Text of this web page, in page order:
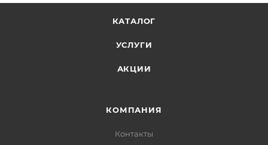
КАТАЛОГ
УСЛУГИ
АКЦИИ
КОМПАНИЯ
Контакты